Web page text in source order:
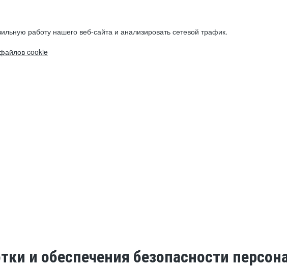
работу нашего веб-сайта и анализировать сетевой трафик.
cookie
и обеспечения безопасности